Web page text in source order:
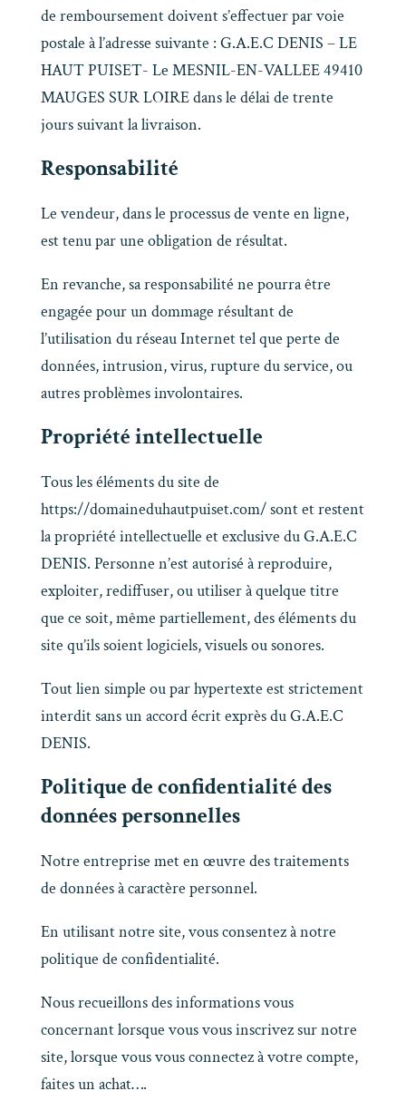
de remboursement doivent s’effectuer par voie
postale à l’adresse suivante : G.A.E.C DENIS – LE
HAUT PUISET- Le MESNIL-EN-VALLEE 49410
MAUGES SUR LOIRE dans le délai de trente
jours suivant la livraison.
Responsabilité
Le vendeur, dans le processus de vente en ligne,
est tenu par une obligation de résultat.
En revanche, sa responsabilité ne pourra être
engagée pour un dommage résultant de
l’utilisation du réseau Internet tel que perte de
données, intrusion, virus, rupture du service, ou
autres problèmes involontaires.
Propriété intellectuelle
Tous les éléments du site de
https://domaineduhautpuiset.com/ sont et restent
la propriété intellectuelle et exclusive du G.A.E.C
DENIS. Personne n’est autorisé à reproduire,
exploiter, rediffuser, ou utiliser à quelque titre
que ce soit, même partiellement, des éléments du
site qu’ils soient logiciels, visuels ou sonores.
Tout lien simple ou par hypertexte est strictement
interdit sans un accord écrit exprès du G.A.E.C
DENIS.
Politique de confidentialité des
données personnelles
Notre entreprise met en œuvre des traitements
de données à caractère personnel.
En utilisant notre site, vous consentez à notre
politique de confidentialité.
Nous recueillons des informations vous
concernant lorsque vous vous inscrivez sur notre
site, lorsque vous vous connectez à votre compte,
faites un achat….